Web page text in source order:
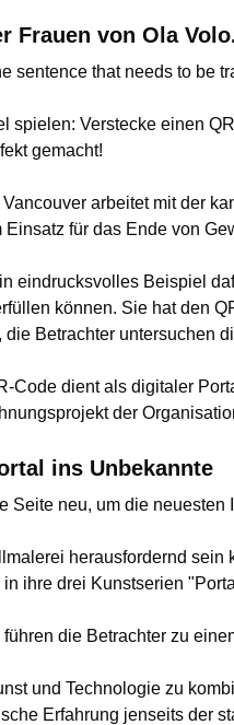
Frauen von Ola
sentence that needs to be
spielen: Verstecke einen
gemacht!
arbeitet mit der
Einsatz für das Ende von
eindrucksvolles Beispiel
können. Sie hat den
die Betrachter untersuchen
Code dient als digitaler
der
ins Unbekannte
Seite neu, um die neuesten
herausfordernd sein
ihre drei Kunstserien
die Betrachter zu
und Technologie zu
Erfahrung jenseits der